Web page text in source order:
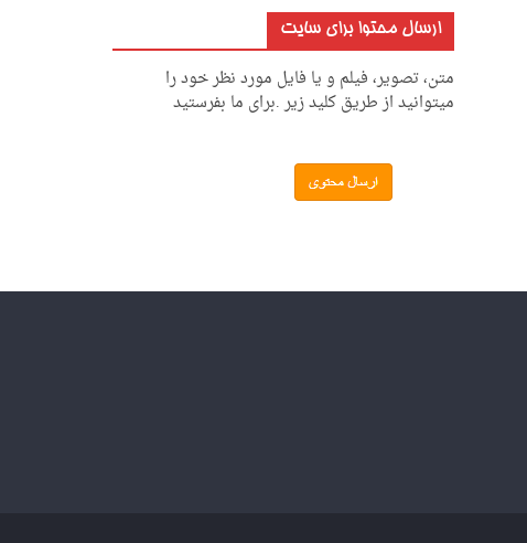
ارسال محتوا برای سایت
متن، تصویر، فیلم و یا فایل مورد نظر خود را
میتوانید از طریق کلید زیر .برای ما بفرستید